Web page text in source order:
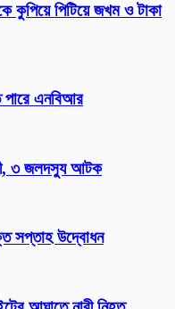
কুপিয়ে পিটিয়ে জখম ও টাকা
এনবিআর
৩ জলদস্যু আটক
সপ্তাহ উদ্বোধন